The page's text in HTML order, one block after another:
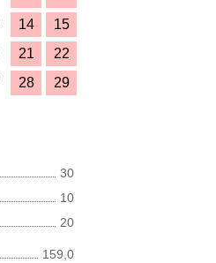
14
15
21
22
28
29
30
10
20
159,0